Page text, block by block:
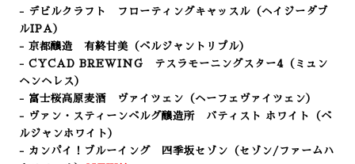
- デビルクラフト フローティングキャッスル（ヘイジーダブ
ルIPA）
- 京都醸造 有終甘美（ベルジャントリプル）
- CYCAD BREWING テスラモーニングスター4（ミュン
ヘンヘレス ）
- 富士桜高原麦酒 ヴァイツェン（ヘーフェヴァイツェン）
- ヴァン・スティーンベルグ醸造所 バティスト ホワイト
（ベ
ルジャンホワイト）
- カンパイ！ブルーイング 四季坂セゾン（セゾン/ファームハ